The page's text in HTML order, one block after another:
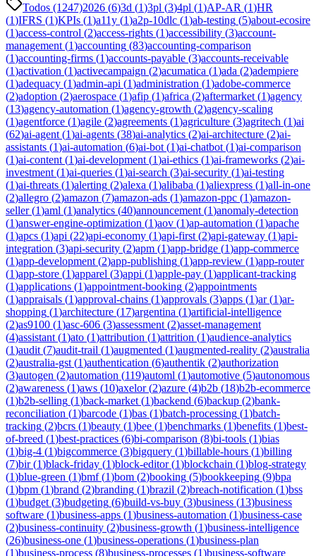
Todos (1247)2026 (6)3d (1)3pl (3)4pl (1)AP-AR (1)HR
(1)IFRS (1)KPIs (1)a11y (1)a2p-10dlc (1)ab-testing (5)about-ecosire
(1)access-control (2)access-rights (1)accessibility (3)account-
management (1)accounting (83)accounting-comparison
(1)accounting-firms (1)accounts-payable (3)accounts-receivable
(1)activation (1)activecampaign (2)acumatica (1)ada (2)adempiere
(1)adequacy (1)admin-api (1)administration (1)adobe-commerce
(2)adoption (2)aerospace (1)afip (1)africa (2)aftermarket (1)agency
(13)agency-automation (1)agency-growth (2)agency-scaling
(1)agentforce (1)agile (2)agreements (1)agriculture (3)agritech (1)ai
(62)ai-agent (1)ai-agents (38)ai-analytics (2)ai-architecture (2)ai-
assistants (1)ai-automation (6)ai-bot (1)ai-chatbot (1)ai-comparison
(1)ai-content (1)ai-development (1)ai-ethics (1)ai-frameworks (2)ai-
investment (1)ai-queries (1)ai-search (3)ai-security (1)ai-testing
(1)ai-threats (1)alerting (2)alexa (1)alibaba (1)aliexpress (1)all-in-one
(2)allegro (2)amazon (7)amazon-ads (1)amazon-ppc (1)amazon-
seller(1)aml (1)analytics (40)announcement (1)anomaly-detection
(1)answer-engine-optimization (1)aov (1)ap-automation (1)apache
(1)apcs (1)api (22)api-economy (1)api-first (2)api-gateway (1)api-
integration (3)api-security (2)apm (1)app-bridge (1)app-commerce
(1)app-development (2)app-publishing (1)app-review (1)app-router
(1)app-store (1)apparel (3)appi (1)apple-pay (1)applicant-tracking
(1)applications (1)appointment-booking (2)appointments
(1)appraisals (1)approval-chains (1)approvals (3)apps (1)ar(1)ar-
shopping (1)architecture (17)argentina (1)artificial-intelligence
(2)as9100 (1)asc-606 (3)assessment (2)asset-management
(4)assistant (1)ato (1)attribution (1)attrition (1)audience-analytics
(1)audit (7)audit-trail (1)augmented (1)augmented-reality (2)australia
(2)australia-gst (1)authentication (6)authentik (2)authorization
(3)autogen (2)automation (119)automl (1)automotive (5)autonomous
(2)awareness (1)aws (10)axelor(2)azure (4)b2b (18)b2b-ecommerce
(1)b2b-selling (1)back-market (1)backend (6)backup (2)bank-
reconciliation (1)barcode (1)bas (1)batch-processing (1)batch-
tracking (2)bcrs (1)beauty (1)bee (1)benchmarks (1)benefits (1)best-
of-breed (1)best-practices (6)bi-comparison (8)bi-tools (1)bias
(1)big-4 (1)bigcommerce (3)bigquery (1)billable-hours (1)billing
(7)bir(1)black-friday (1)block-editor(1)blockchain (1)blog-strategy
(1)blue-green (1)bmf(1)bom (2)booking (5)bookkeeping (9)bpa
(1)bpm (1)brand (2)branding (1)brazil (2)breach-notification (1)bss
(1)budget (3)budgeting (6)build-vs-buy (3)business (13)business
software (1)business-apps (1)business-automation (1)business-case
(2)business-continuity (2)business-growth (1)business-intelligence
(26)business-one (1)business-operations (1)business-plan
(1)business-process (8)business-processes (1)business-software